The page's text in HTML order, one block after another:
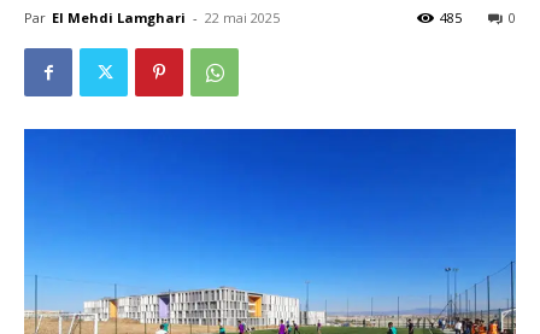
Par El Mehdi Lamghari - 22 mai 2025 0
485